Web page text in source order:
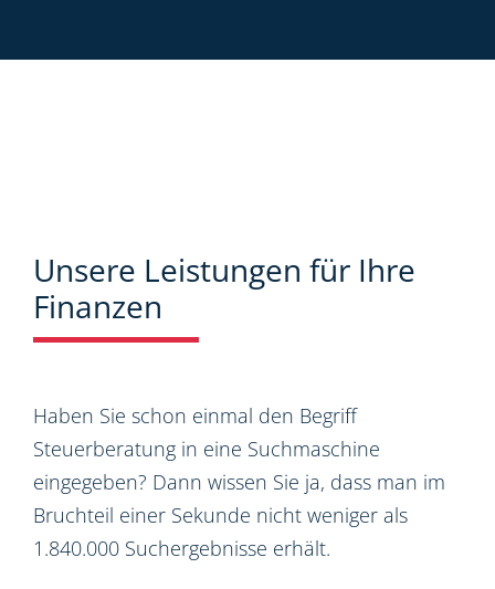
Unsere Leistungen für Ihre
Finanzen
Haben Sie schon einmal den Begriff
Steuerberatung in eine Suchmaschine
eingegeben? Dann wissen Sie ja, dass man im
Bruchteil einer Sekunde nicht weniger als
1.840.000 Suchergebnisse erhält.